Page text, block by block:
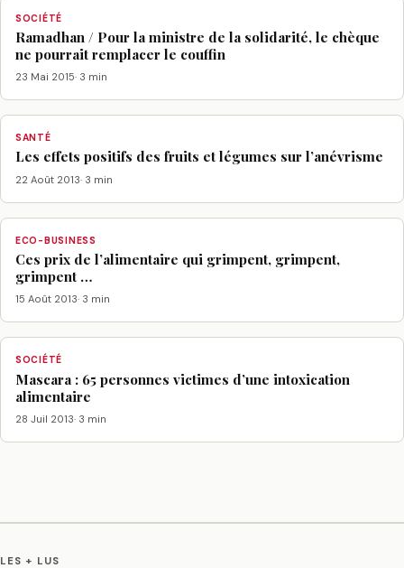
SOCIÉTÉ
Ramadhan / Pour la ministre de la solidarité, le chèque
ne pourrait remplacer le couffin
23 Mai 2015· 3 min
SANTÉ
Les effets positifs des fruits et légumes sur l’anévrisme
22 Août 2013· 3 min
ECO-BUSINESS
Ces prix de l’alimentaire qui grimpent, grimpent,
grimpent …
15 Août 2013· 3 min
SOCIÉTÉ
Mascara : 65 personnes victimes d’une intoxication
alimentaire
28 Juil 2013· 3 min
LES + LUS